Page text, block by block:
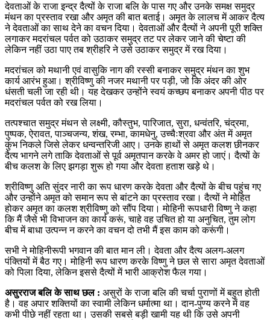
देवताओं के राजा इन्द्र दैत्यों के राजा बलि के पास गए और उनके समक्ष समुद्र
मंथन का प्रस्ताव रखा और अमृत की बात बताई। अमृत के लालच में आकर दैत्य
ने देवताओं का साथ देने का वचन दिया। देवताओं और दैत्यों ने अपनी पूरी शक्ति
लगाकर मदरांचल पर्वत को उठाकर समुद्र तट पर लेकर जाने की चेष्टा की
लेकिन नहीं उठा पाए तब श्रीहरि ने उसे उठाकर समुद्र में रख दिया।
मदरांचल को मथानी एवं वासुकि नाग की रस्सी बनाकर समुद्र मंथन का शुभ
कार्य आरंभ हुआ। श्रीविष्णु की नजर मथानी पर पड़ी, जो कि अंदर की ओर
धंसती चली जा रही थी। यह देखकर उन्होंने स्वयं कच्छप बनाकर अपनी पीठ पर
मदरांचल पर्वत को रख लिया।
तत्पश्चात समुद्र मंथन से लक्ष्मी, कौस्तुभ, पारिजात, सुरा, धन्वंतरि, चंद्रमा,
पुष्पक, ऐरावत, पाञ्चजन्य, शंख, रम्भा, कामधेनु, उच्चैःश्रवा और अंत में अमृत
कुंभ निकले जिसे लेकर धन्वन्तरिजी आए। उनके हाथों से अमृत कलश छीनकर
दैत्य भागने लगे ताकि देवताओं से पूर्व अमृतपान करके वे अमर हो जाएं। दैत्यों के
बीच कलश के लिए झगड़ा शुरू हो गया और देवता हताश खड़े थे।
श्रीविष्णु अति सुंदर नारी का रूप धारण करके देवता और दैत्यों के बीच पहुंच गए
और उन्होंने अमृत को समान रूप से बांटने का प्रस्ताव रखा। दैत्यों ने मोहित
होकर अमृत का कलश श्रीविष्णु को सौंप दिया। मोहिनी रूपधारी विष्णु ने कहा
कि मैं जैसे भी विभाजन का कार्य करूं, चाहे वह उचित हो या अनुचित, तुम लोग
बीच में बाधा उत्पन्न न करने का वचन दो तभी मैं इस काम को करूंगी।
सभी ने मोहिनीरूपी भगवान की बात मान ली। देवता और दैत्य अलग-अलग
पंक्तियों में बैठ गए। मोहिनी रूप धारण करके विष्णु ने छल से सारा अमृत देवताओं
को पिला दिया, लेकिन इससे दैत्यों में भारी आक्रोश फैल गया।
असुरराज बलि के साथ छल : असुरों के राजा बलि की चर्चा पुराणों में बहुत होती
है। वह अपार शक्तियों का स्वामी लेकिन धर्मात्मा था। दान-पुण्य करने में वह
कभी पीछे नहीं रहता था। उसकी सबसे बड़ी खामी यह थी कि उसे अपनी